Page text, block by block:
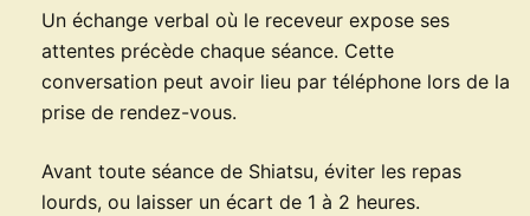
Un échange verbal où le receveur expose ses
attentes précède chaque séance. Cette
conversation peut avoir lieu par téléphone lors de la
prise de rendez-vous.
Avant toute séance de Shiatsu, éviter les repas
lourds, ou laisser un écart de 1 à 2 heures.